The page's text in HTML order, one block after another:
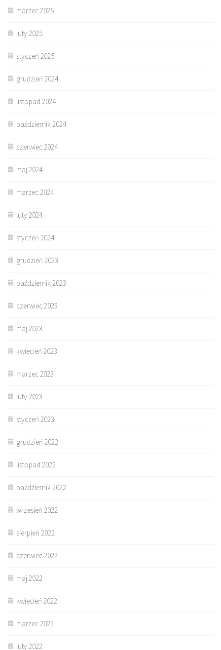
marzec 2025
luty 2025
styczeń 2025
grudzień 2024
listopad 2024
październik 2024
czerwiec 2024
maj 2024
marzec 2024
luty 2024
styczeń 2024
grudzień 2023
październik 2023
czerwiec 2023
maj 2023
kwiecień 2023
marzec 2023
luty 2023
styczeń 2023
grudzień 2022
listopad 2022
październik 2022
wrzesień 2022
sierpień 2022
czerwiec 2022
maj 2022
kwiecień 2022
marzec 2022
luty 2022